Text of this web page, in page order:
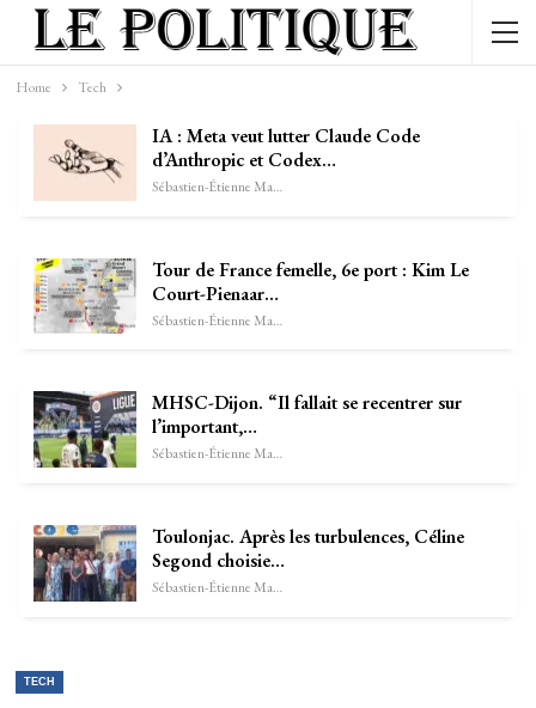
Home Tech
IA : Meta veut lutter Claude Code
d’Anthropic et Codex…
Sébastien-Étienne Marechal
Tour de France femelle, 6e port : Kim Le
Court-Pienaar…
Sébastien-Étienne Marechal
MHSC-Dijon. “Il fallait se recentrer sur
l’important,…
Sébastien-Étienne Marechal
Toulonjac. Après les turbulences, Céline
Segond choisie…
Sébastien-Étienne Marechal
TECH